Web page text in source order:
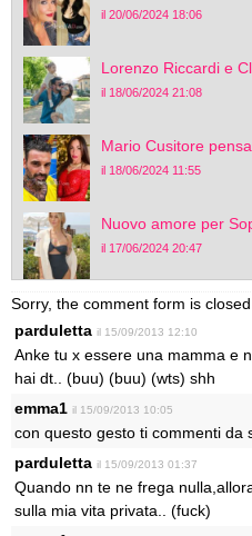
il 20/06/2024 18:06
Lorenzo Riccardi e
il 18/06/2024 21:08
Mario Cusitore
il 18/06/2024 11:55
Nuovo amore per
il 17/06/2024 20:47
Sorry, the comment form is
parduletta il 15/09/2013 12:10
Anke tu x essere una mamma e
hai dt.. (buu) (buu) (wts) shh
emma1 il 15/09/2013 10:05
con questo gesto ti commenti da
parduletta il 15/09/2013 01:37
Quando nn te ne frega
sulla mia vita privata.. (fuck)